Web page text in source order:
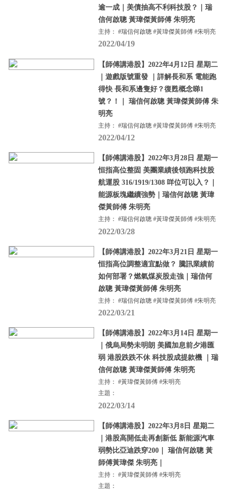
逾一成｜美債抽高不利科技股？｜瑞
信何啟聰 黃瑋傑黃師傅 朱明亮
主持： #瑞信何啟聰 #黃瑋傑黃師傅 #朱明亮
2022/04/19
【師傅講港股】2022年4月12日 星期二
｜遊戲版號重發 ｜詳解長和系 電能跑
得快 長和系邊隻好？復甦概念睇1
號？！｜ 瑞信何啟聰 黃瑋傑黃師傅 朱
明亮
主持： #瑞信何啟聰 #黃瑋傑黃師傅 #朱明亮
2022/04/12
【師傅講港股】2022年3月28日 星期一
恒指高位整固 美團業績後領跑科技股
航運股 316/1919/1308 咩位可以入？｜
能源板塊繼續強勢｜瑞信何啟聰 黃瑋
傑黃師傅 朱明亮
主持： #瑞信何啟聰 #黃瑋傑黃師傅 #朱明亮
2022/03/28
【師傅講港股】2022年3月21日 星期一
恒指高位調整適宜點做？ 騰訊業績前
如何部署？燃氣煤炭股走強｜瑞信何
啟聰 黃瑋傑黃師傅 朱明亮
主持： #瑞信何啟聰 #黃瑋傑黃師傅 #朱明亮
2022/03/21
【師傅講港股】2022年3月14日 星期一
｜俄烏局勢未明朗 美國加息前夕港匯
弱 港股跌跌不休 科技股成提款機 ｜瑞
信何啟聰 黃瑋傑黃師傅 朱明亮
主持： #黃瑋傑黃師傅 #朱明亮
主題：
2022/03/14
【師傅講港股】2022年3月8日 星期二
｜港股高開低走再創新低 新能源汽車
弱勢比亞迪跌穿200｜ 瑞信何啟聰 黃
師傅黃瑋傑 朱明亮｜
主持： #黃瑋傑黃師傅 #朱明亮
主題：